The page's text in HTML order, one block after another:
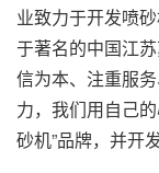
业致力于开发喷
于著名的中国江
信为本、注重服
力，我们用自己
砂机”品牌，并开